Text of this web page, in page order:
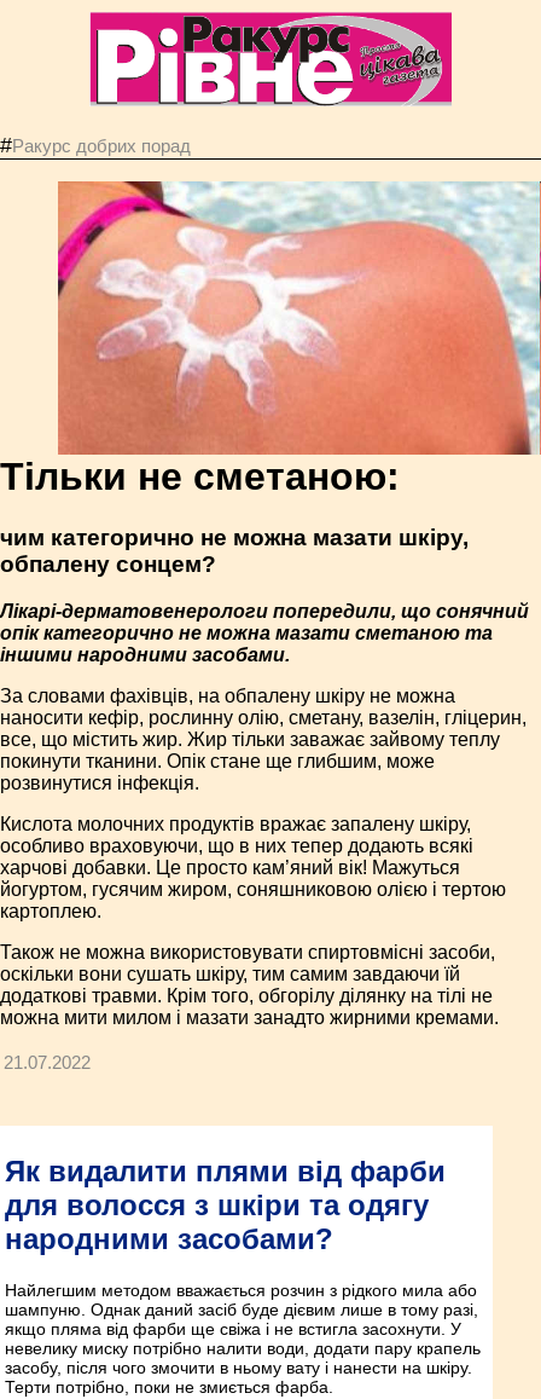
#Ракурс добрих порад
Тільки не сметаною:
чим категорично не можна мазати шкіру,
обпалену сонцем?
Лікарі-дерматовенерологи попередили, що сонячний
опік категорично не можна мазати сметаною та
іншими народними засобами.
За словами фахівців, на обпалену шкіру не можна
наносити кефір, рослинну олію, сметану, вазелін, гліцерин,
все, що містить жир. Жир тільки заважає зайвому теплу
покинути тканини. Опік стане ще глибшим, може
розвинутися інфекція.
Кислота молочних продуктів вражає запалену шкіру,
особливо враховуючи, що в них тепер додають всякі
харчові добавки. Це просто кам’яний вік! Мажуться
йогуртом, гусячим жиром, соняшниковою олією і тертою
картоплею.
Також не можна використовувати спиртовмісні засоби,
оскільки вони сушать шкіру, тим самим завдаючи їй
додаткові травми. Крім того, обгорілу ділянку на тілі не
можна мити милом і мазати занадто жирними кремами.
21.07.2022
Як видалити плями від фарби
для волосся з шкіри та одягу
народними засобами?
Найлегшим методом вважається розчин з рідкого мила або
шампуню. Однак даний засіб буде дієвим лише в тому разі,
якщо пляма від фарби ще свіжа і не встигла засохнути. У
невелику миску потрібно налити води, додати пару крапель
засобу, після чого змочити в ньому вату і нанести на шкіру.
Терти потрібно, поки не змиється фарба.